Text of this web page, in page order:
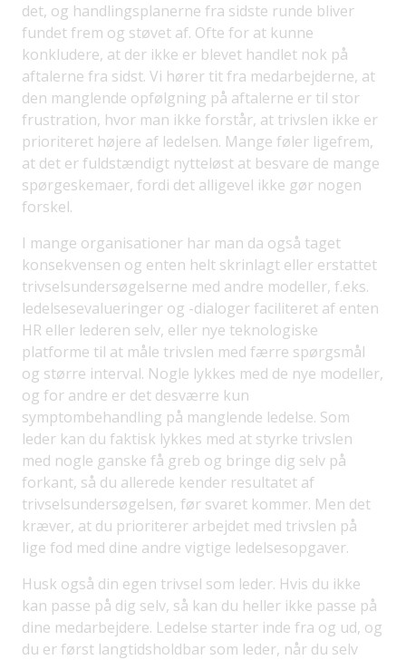
det, og handlingsplanerne fra sidste runde bliver
fundet frem og støvet af. Ofte for at kunne
konkludere, at der ikke er blevet handlet nok på
aftalerne fra sidst. Vi hører tit fra medarbejderne, at
den manglende opfølgning på aftalerne er til stor
frustration, hvor man ikke forstår, at trivslen ikke er
prioriteret højere af ledelsen. Mange føler ligefrem,
at det er fuldstændigt nytteløst at besvare de mange
spørgeskemaer, fordi det alligevel ikke gør nogen
forskel.
I mange organisationer har man da også taget
konsekvensen og enten helt skrinlagt eller erstattet
trivselsundersøgelserne med andre modeller, f.eks.
ledelsesevalueringer og -dialoger faciliteret af enten
HR eller lederen selv, eller nye teknologiske
platforme til at måle trivslen med færre spørgsmål
og større interval. Nogle lykkes med de nye modeller,
og for andre er det desværre kun
symptombehandling på manglende ledelse. Som
leder kan du faktisk lykkes med at styrke trivslen
med nogle ganske få greb og bringe dig selv på
forkant, så du allerede kender resultatet af
trivselsundersøgelsen, før svaret kommer. Men det
kræver, at du prioriterer arbejdet med trivslen på
lige fod med dine andre vigtige ledelsesopgaver.
Husk også din egen trivsel som leder. Hvis du ikke
kan passe på dig selv, så kan du heller ikke passe på
dine medarbejdere. Ledelse starter inde fra og ud, og
du er først langtidsholdbar som leder, når du selv